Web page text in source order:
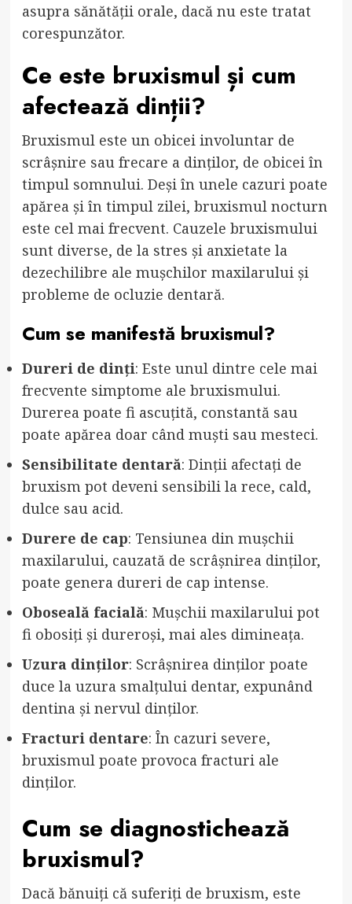
asupra sănătății orale, dacă nu este tratat
corespunzător.
Ce este bruxismul și cum
afectează dinții?
Bruxismul este un obicei involuntar de
scrâșnire sau frecare a dinților, de obicei în
timpul somnului. Deși în unele cazuri poate
apărea și în timpul zilei, bruxismul nocturn
este cel mai frecvent. Cauzele bruxismului
sunt diverse, de la stres și anxietate la
dezechilibre ale mușchilor maxilarului și
probleme de ocluzie dentară.
Cum se manifestă bruxismul?
Dureri de dinți: Este unul dintre cele mai
frecvente simptome ale bruxismului.
Durerea poate fi ascuțită, constantă sau
poate apărea doar când muști sau mesteci.
Sensibilitate dentară: Dinții afectați de
bruxism pot deveni sensibili la rece, cald,
dulce sau acid.
Durere de cap: Tensiunea din mușchii
maxilarului, cauzată de scrâșnirea dinților,
poate genera dureri de cap intense.
Oboseală facială: Mușchii maxilarului pot
fi obosiți și dureroși, mai ales dimineața.
Uzura dinților: Scrâșnirea dinților poate
duce la uzura smalțului dentar, expunând
dentina și nervul dinților.
Fracturi dentare: În cazuri severe,
bruxismul poate provoca fracturi ale
dinților.
Cum se diagnostichează
bruxismul?
Dacă bănuiți că suferiți de bruxism, este